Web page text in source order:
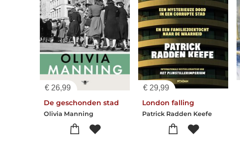
€26,99
De geschonden stad
Olivia Manning
€29,99
London falling
Patrick Radden Keefe